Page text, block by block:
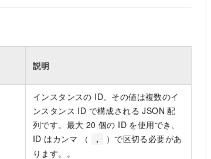
説明
インスタンスの ID。その値は複数のイ
ンスタンス ID で構成される JSON 配
列です。最大 20 個の ID を使用でき、
ID はカンマ （
,
）で区切る必要があ
ります。。